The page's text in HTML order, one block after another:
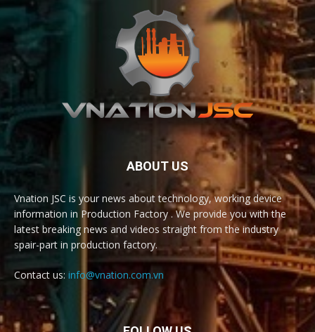
ABOUT US
Vnation JSC is your news about technology, working device
information in Production Factory . We provide you with the
latest breaking news and videos straight from the industry
spair-part in production factory.
Contact us: info@vnation.com.vn